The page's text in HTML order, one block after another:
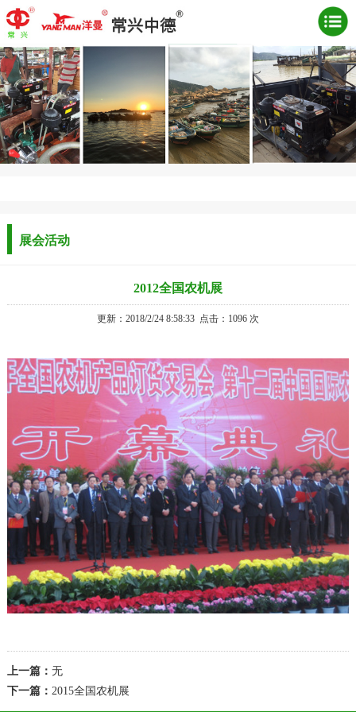
展会活动
2012全国农机展
更新：2018/2/24 8:58:33 点击： 1096 次
上一篇： 无
下一篇： 2015全国农机展